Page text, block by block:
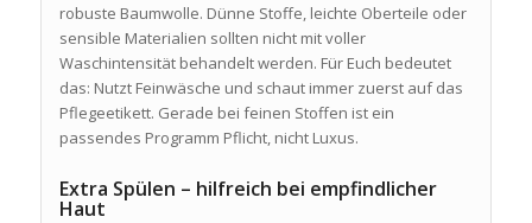
robuste Baumwolle. Dünne Stoffe, leichte Oberteile oder
sensible Materialien sollten nicht mit voller
Waschintensität behandelt werden. Für Euch bedeutet
das: Nutzt Feinwäsche und schaut immer zuerst auf das
Pflegeetikett. Gerade bei feinen Stoffen ist ein
passendes Programm Pflicht, nicht Luxus.
Extra Spülen – hilfreich bei empfindlicher
Haut